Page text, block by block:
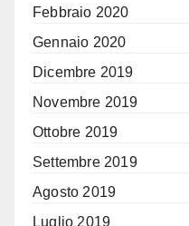
Febbraio 2020
Gennaio 2020
Dicembre 2019
Novembre 2019
Ottobre 2019
Settembre 2019
Agosto 2019
Luglio 2019